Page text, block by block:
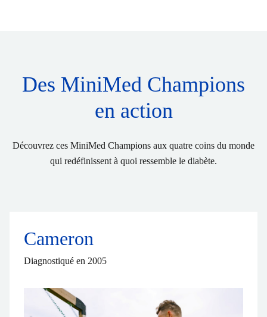
Des MiniMed Champions
en action
Découvrez ces MiniMed Champions aux quatre coins du monde
qui redéfinissent à quoi ressemble le diabète.
Cameron
Diagnostiqué en 2005